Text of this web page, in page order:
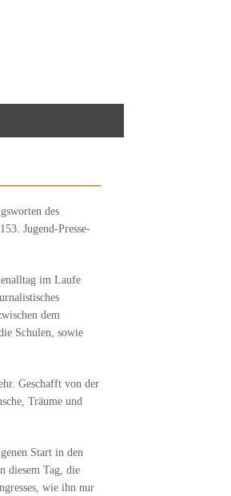
des
Jugend-Presse-
im Laufe
dem
Schulen, sowie
Geschafft von der
Träume und
Start in den
diesem Tag, die
wie ihn nur